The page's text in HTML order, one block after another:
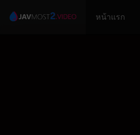
หน้าแรก